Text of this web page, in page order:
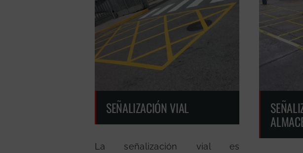
SEÑALIZACIÓN VIAL
La señalización vial es